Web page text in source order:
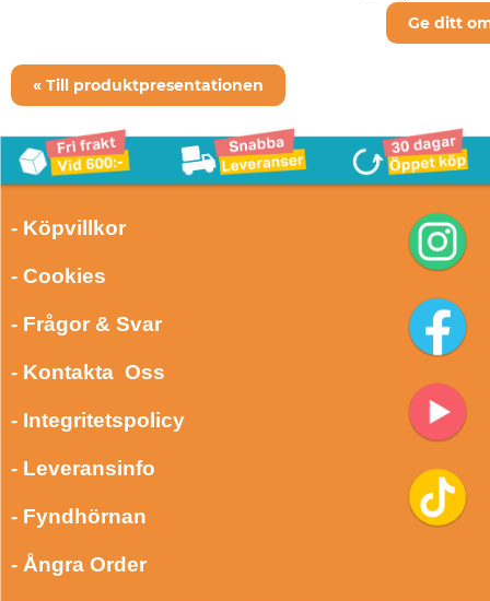
Ge ditt
« Till produktpresentationen
- Köpvillkor
- Cookies
- Frågor & Svar
- Kontakta Oss
- Integritetspolicy
- Leveransinfo
- Fyndhörnan
- Ångra Order